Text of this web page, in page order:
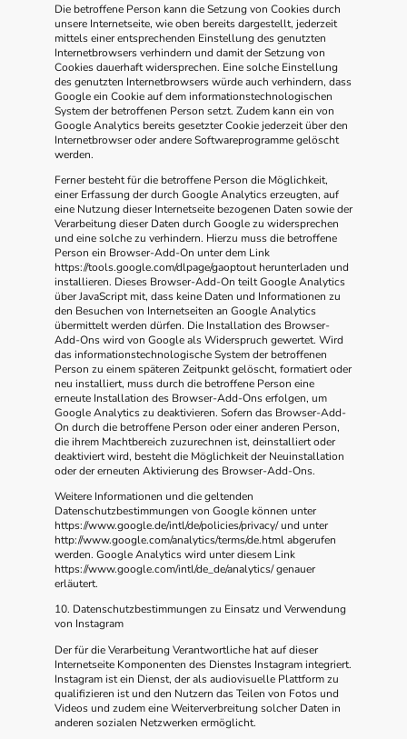
Die betroffene Person kann die Setzung von Cookies durch
unsere Internetseite, wie oben bereits dargestellt, jederzeit
mittels einer entsprechenden Einstellung des genutzten
Internetbrowsers verhindern und damit der Setzung von
Cookies dauerhaft widersprechen. Eine solche Einstellung
des genutzten Internetbrowsers würde auch verhindern, dass
Google ein Cookie auf dem informationstechnologischen
System der betroffenen Person setzt. Zudem kann ein von
Google Analytics bereits gesetzter Cookie jederzeit über den
Internetbrowser oder andere Softwareprogramme gelöscht
werden.
Ferner besteht für die betroffene Person die Möglichkeit,
einer Erfassung der durch Google Analytics erzeugten, auf
eine Nutzung dieser Internetseite bezogenen Daten sowie der
Verarbeitung dieser Daten durch Google zu widersprechen
und eine solche zu verhindern. Hierzu muss die betroffene
Person ein Browser-Add-On unter dem Link
https://tools.google.com/dlpage/gaoptout herunterladen und
installieren. Dieses Browser-Add-On teilt Google Analytics
über JavaScript mit, dass keine Daten und Informationen zu
den Besuchen von Internetseiten an Google Analytics
übermittelt werden dürfen. Die Installation des Browser-
Add-Ons wird von Google als Widerspruch gewertet. Wird
das informationstechnologische System der betroffenen
Person zu einem späteren Zeitpunkt gelöscht, formatiert oder
neu installiert, muss durch die betroffene Person eine
erneute Installation des Browser-Add-Ons erfolgen, um
Google Analytics zu deaktivieren. Sofern das Browser-Add-
On durch die betroffene Person oder einer anderen Person,
die ihrem Machtbereich zuzurechnen ist, deinstalliert oder
deaktiviert wird, besteht die Möglichkeit der Neuinstallation
oder der erneuten Aktivierung des Browser-Add-Ons.
Weitere Informationen und die geltenden
Datenschutzbestimmungen von Google können unter
https://www.google.de/intl/de/policies/privacy/ und unter
http://www.google.com/analytics/terms/de.html abgerufen
werden. Google Analytics wird unter diesem Link
https://www.google.com/intl/de_de/analytics/ genauer
erläutert.
10. Datenschutzbestimmungen zu Einsatz und Verwendung
von Instagram
Der für die Verarbeitung Verantwortliche hat auf dieser
Internetseite Komponenten des Dienstes Instagram integriert.
Instagram ist ein Dienst, der als audiovisuelle Plattform zu
qualifizieren ist und den Nutzern das Teilen von Fotos und
Videos und zudem eine Weiterverbreitung solcher Daten in
anderen sozialen Netzwerken ermöglicht.